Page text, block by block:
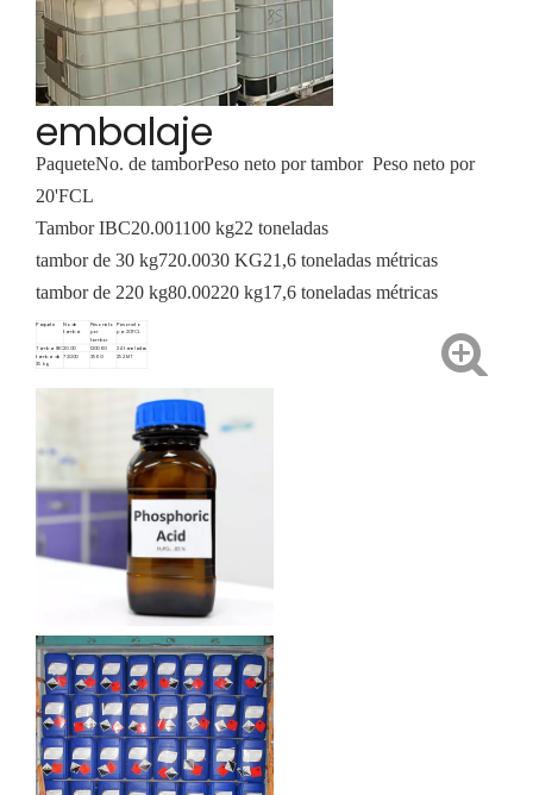
embalaje
PaqueteNo. de tamborPeso neto por tambor Peso neto por
20'FCL
Tambor IBC20.001100 kg22 toneladas
tambor de 30 kg720.0030 KG21,6 toneladas métricas
tambor de 220 kg80.00220 kg17,6 toneladas métricas
Paquete No. de
tambor
Peso neto
por
tambor
Peso neto
por 20'FCL
Tambor IBC20.00 1200 KG
24 toneladas
tambor de
35 kg
720.00 35 KG 25.2MT